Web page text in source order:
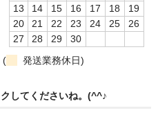
13
14 15 16 17 18
19
20
21 22 23 24 25
26
27
28 29
30
(
発送業務休日)
してくださいね。(^^♪